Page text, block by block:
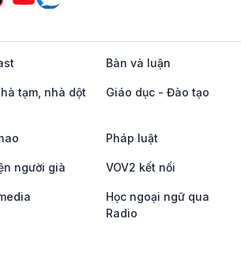
Bàn và luận
tạm, nhà dột
Giáo dục - Đào tạo
Pháp luật
người già VOV2 kết nối
Học ngoại ngữ qua
Radio